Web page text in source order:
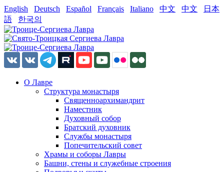
English Deutsch Español Français Italiano 中文 中文
日本
語
한국의
О Лавре
Структура монастыря
Священноархимандрит
Наместник
Духовный собор
Братский духовник
Службы монастыря
Попечительский совет
Храмы и соборы Лавры
Башни, стены и служебные строения